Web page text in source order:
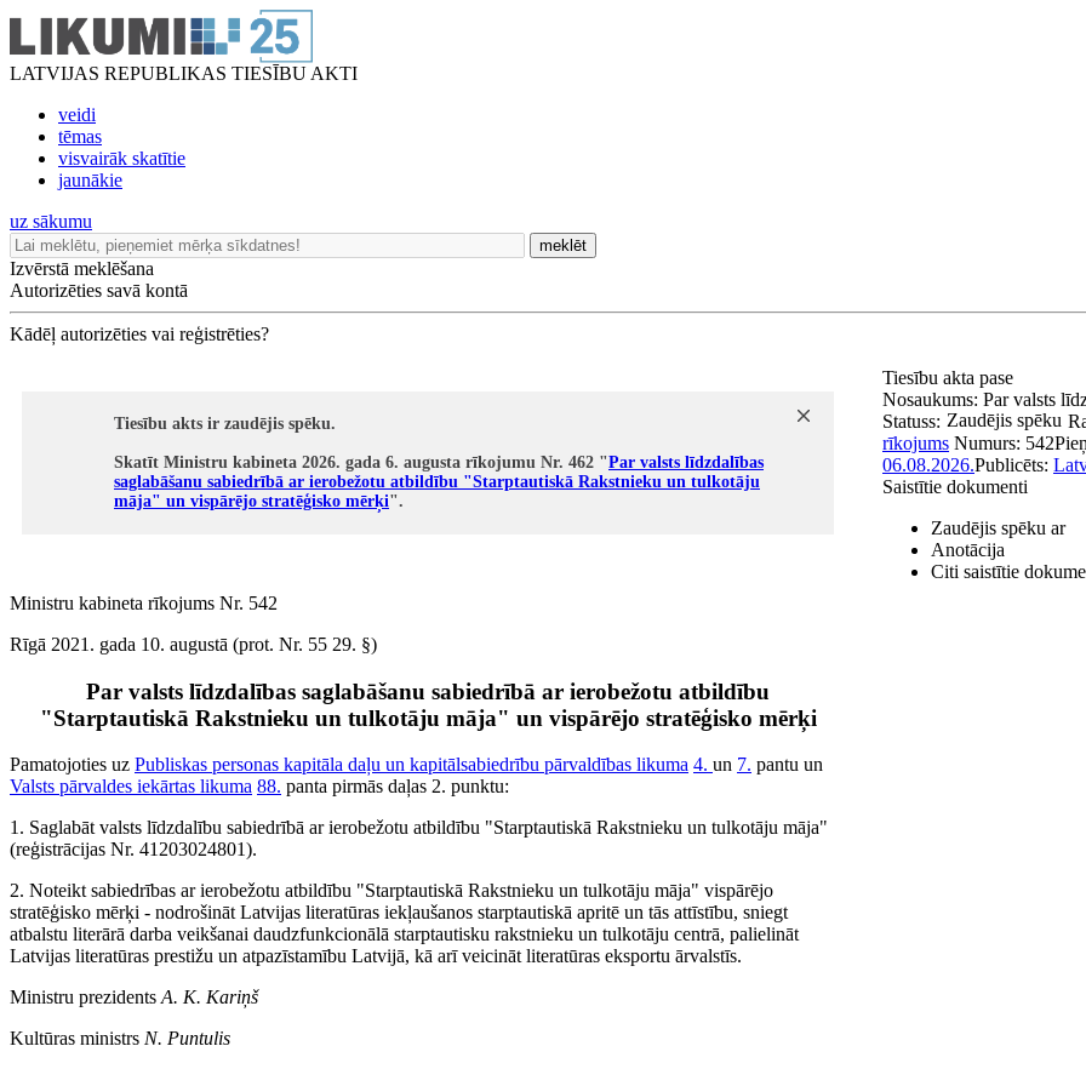
LATVIJAS REPUBLIKAS TIESĪBU AKTI
veidi
tēmas
visvairāk skatītie
jaunākie
uz sākumu
meklēt
Izvērstā meklēšana
Autorizēties savā kontā
Kādēļ autorizēties vai reģistrēties?
Tiesību akts ir zaudējis spēku.
Skatīt Ministru kabineta 2026. gada 6. augusta rīkojumu Nr. 462 "Par valsts līdzdalības
saglabāšanu sabiedrībā ar ierobežotu atbildību "Starptautiskā Rakstnieku un tulkotāju
māja" un vispārējo stratēģisko mērķi".
Ministru kabineta rīkojums Nr. 542
Rīgā 2021. gada 10. augustā (prot. Nr. 55 29. §)
Par valsts līdzdalības saglabāšanu sabiedrībā ar ierobežotu atbildību
"Starptautiskā Rakstnieku un tulkotāju māja" un vispārējo stratēģisko mērķi
Pamatojoties uz Publiskas personas kapitāla daļu un kapitālsabiedrību pārvaldības likuma 4. un 7. pantu un
Valsts pārvaldes iekārtas likuma 88. panta pirmās daļas 2. punktu:
1. Saglabāt valsts līdzdalību sabiedrībā ar ierobežotu atbildību "Starptautiskā Rakstnieku un tulkotāju māja"
(reģistrācijas Nr. 41203024801).
2. Noteikt sabiedrības ar ierobežotu atbildību "Starptautiskā Rakstnieku un tulkotāju māja" vispārējo
stratēģisko mērķi - nodrošināt Latvijas literatūras iekļaušanos starptautiskā apritē un tās attīstību, sniegt
atbalstu literārā darba veikšanai daudzfunkcionālā starptautisku rakstnieku un tulkotāju centrā, palielināt
Latvijas literatūras prestižu un atpazīstamību Latvijā, kā arī veicināt literatūras eksportu ārvalstīs.
Ministru prezidentsA. K. Kariņš
Kultūras ministrs N. Puntulis
Tiesību akta pase
Nosaukums: Par valsts
Statuss: Zaudējis spēku
rīkojums Numurs: 542
06.08.2026.Publicēts:
Saistītie dokumenti
Zaudējis spēku ar
Anotācija
Citi saistītie